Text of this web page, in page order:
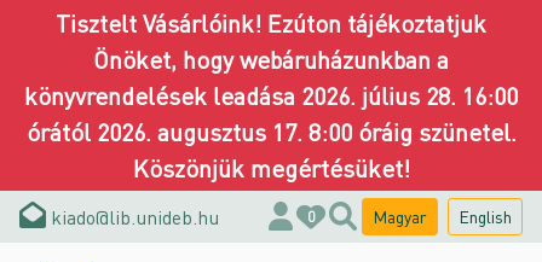
Tisztelt Vásárlóink! Ezúton tájékoztatjuk
Önöket, hogy webáruházunkban a
könyvrendelések leadása 2026. július 28. 16:00
órától 2026. augusztus 17. 8:00 óráig szünetel.
Köszönjük megértésüket!
kiado@lib.unideb.hu 0 Magyar English